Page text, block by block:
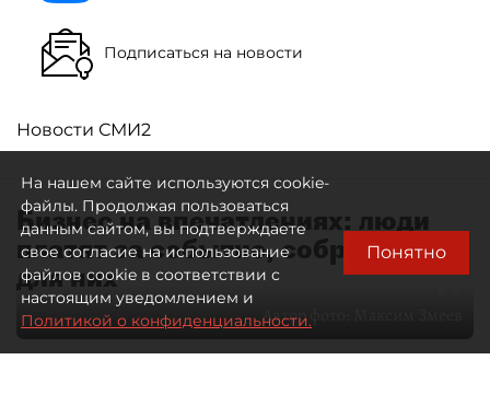
Подписаться на новости
Новости СМИ2
Бизнес на впечатлениях: люди
платят за событие, собранное
для них
Автор фото:
На нашем сайте используются cookie-
файлы. Продолжая пользоваться
данным сайтом, вы подтверждаете
свое согласие на использование
файлов cookie в соответствии с
настоящим уведомлением и
Политикой о конфиденциальности.
Понятно